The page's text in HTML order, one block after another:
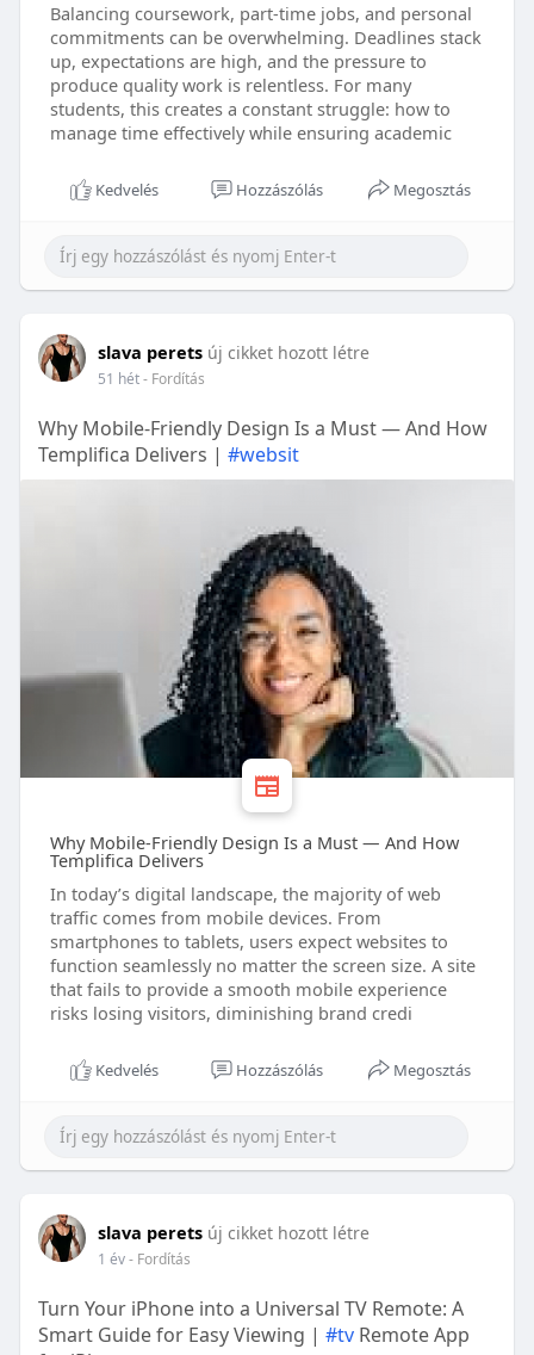
Balancing coursework, part-time jobs, and personal
commitments can be overwhelming. Deadlines stack
up, expectations are high, and the pressure to
produce quality work is relentless. For many
students, this creates a constant struggle: how to
manage time effectively while ensuring academic
Kedvelés Hozzászólás Megosztás
slava perets új cikket hozott létre
51 hét- Fordítás
Why Mobile-Friendly Design Is a Must — And How
Templifica Delivers | #websit
Why Mobile-Friendly Design Is a Must — And How
Templifica Delivers
In today’s digital landscape, the majority of web
traffic comes from mobile devices. From
smartphones to tablets, users expect websites to
function seamlessly no matter the screen size. A site
that fails to provide a smooth mobile experience
risks losing visitors, diminishing brand credi
Kedvelés Hozzászólás Megosztás
slava perets új cikket hozott létre
1 év- Fordítás
Turn Your iPhone into a Universal TV Remote: A
Smart Guide for Easy Viewing | #tvRemote App